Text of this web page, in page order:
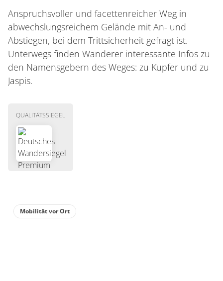
Anspruchsvoller und facettenreicher Weg in
abwechslungsreichem Gelände mit An- und
Abstiegen, bei dem Trittsicherheit gefragt ist.
Unterwegs finden Wanderer interessante Infos zu
den Namensgebern des Weges: zu Kupfer und zu
Jaspis.
QUALITÄTSSIEGEL
Mobilität vor Ort